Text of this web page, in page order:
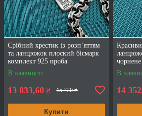
Срібний хрестик із розп`яттям
та ланцюжок плоский бісмарк
комплект 925 проба
В наявності
13 833,60 ₴ 15 720 ₴
Купити
В
14